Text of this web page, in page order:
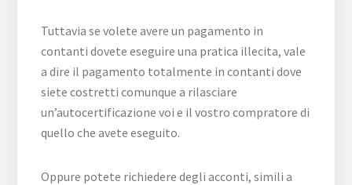
Tuttavia se volete avere un pagamento in
contanti dovete eseguire una pratica illecita, vale
a dire il pagamento totalmente in contanti dove
siete costretti comunque a rilasciare
un’autocertificazione voi e il vostro compratore di
quello che avete eseguito.
Oppure potete richiedere degli acconti, simili a